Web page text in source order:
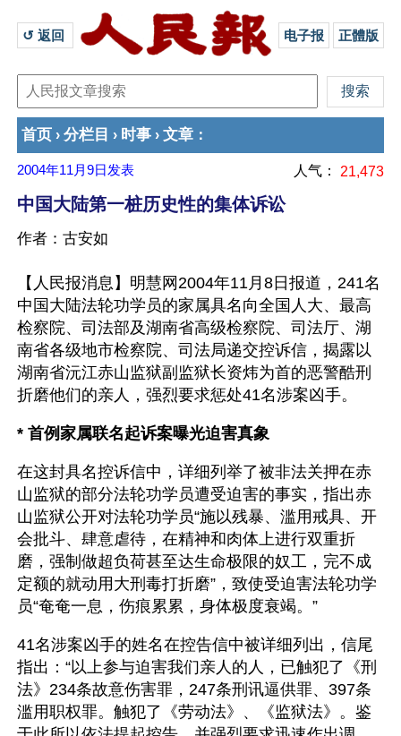
↺ 返回 电子报 正體版
首页 › 分栏目 › 时事 › 文章 ：
2004年11月9日 发表 人气： 21,473
中国大陆第一桩历史性的集体诉讼
作者：古安如
【人民报消息】明慧网2004年11月8日报道，241名
中国大陆法轮功学员的家属具名向全国人大、最高
检察院、司法部及湖南省高级检察院、司法厅、湖
南省各级地市检察院、司法局递交控诉信，揭露以
湖南省沅江赤山监狱副监狱长资炜为首的恶警酷刑
折磨他们的亲人，强烈要求惩处41名涉案凶手。
* 首例家属联名起诉案曝光迫害真象
在这封具名控诉信中，详细列举了被非法关押在赤
山监狱的部分法轮功学员遭受迫害的事实，指出赤
山监狱公开对法轮功学员“施以残暴、滥用戒具、开
会批斗、肆意虐待，在精神和肉体上进行双重折
磨，强制做超负荷甚至达生命极限的奴工，完不成
定额的就动用大刑毒打折磨”，致使受迫害法轮功学
员“奄奄一息，伤痕累累，身体极度衰竭。”
41名涉案凶手的姓名在控告信中被详细列出，信尾
指出：“以上参与迫害我们亲人的人，已触犯了《刑
法》234条故意伤害罪，247条刑讯逼供罪、397条
滥用职权罪。触犯了《劳动法》、《监狱法》。鉴